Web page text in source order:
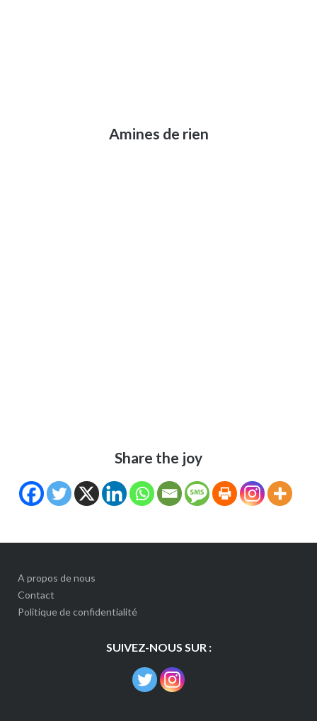
Amines de rien
Share the joy
A propos de nous
Contact
Politique de confidentialité
SUIVEZ-NOUS SUR :